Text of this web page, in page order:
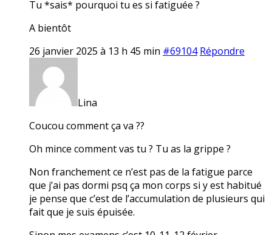
Tu *sais* pourquoi tu es si fatiguée ?
A bientôt
26 janvier 2025 à 13 h 45 min #69104 Répondre
Lina
Coucou comment ça va ??
Oh mince comment vas tu ? Tu as la grippe ?
Non franchement ce n’est pas de la fatigue parce
que j’ai pas dormi psq ça mon corps si y est habitué
je pense que c’est de l’accumulation de plusieurs qui
fait que je suis épuisée.